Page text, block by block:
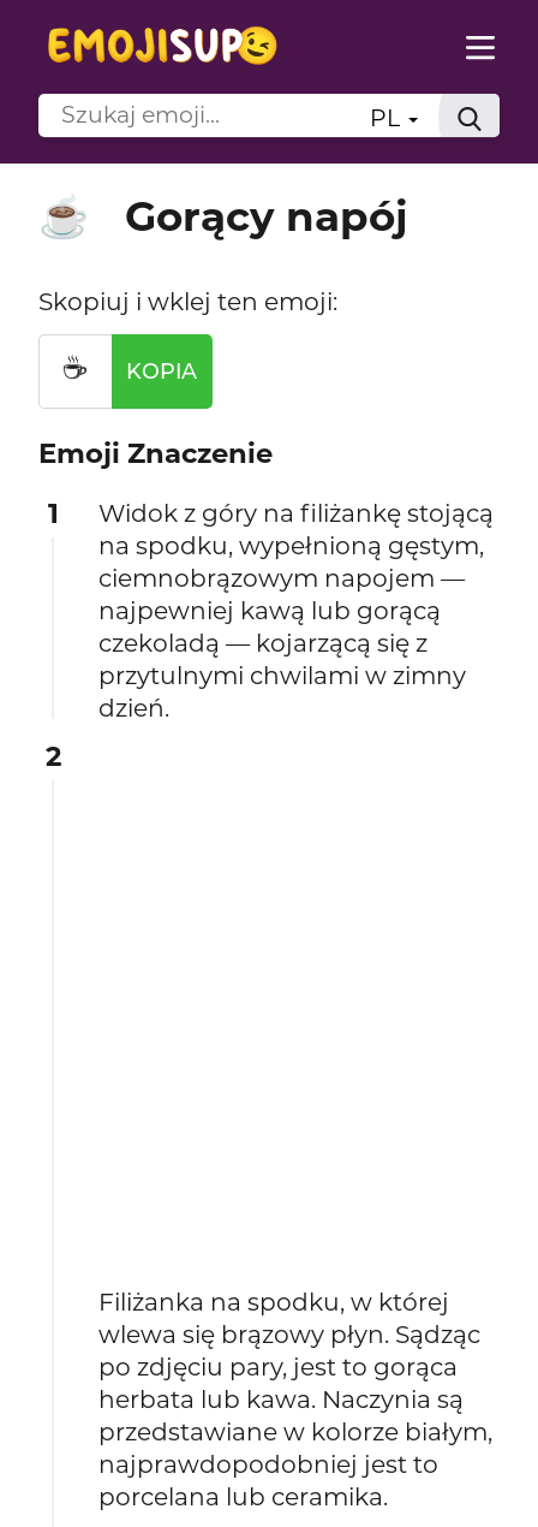
PL
☕ Gorący napój
Skopiuj i wklej ten emoji:
☕ KOPIA
Emoji Znaczenie
1
Widok z góry na filiżankę stojącą
na spodku, wypełnioną gęstym,
ciemnobrązowym napojem —
najpewniej kawą lub gorącą
czekoladą — kojarzącą się z
przytulnymi chwilami w zimny
dzień.
2
Filiżanka na spodku, w której
wlewa się brązowy płyn. Sądząc
po zdjęciu pary, jest to gorąca
herbata lub kawa. Naczynia są
przedstawiane w kolorze białym,
najprawdopodobniej jest to
porcelana lub ceramika.